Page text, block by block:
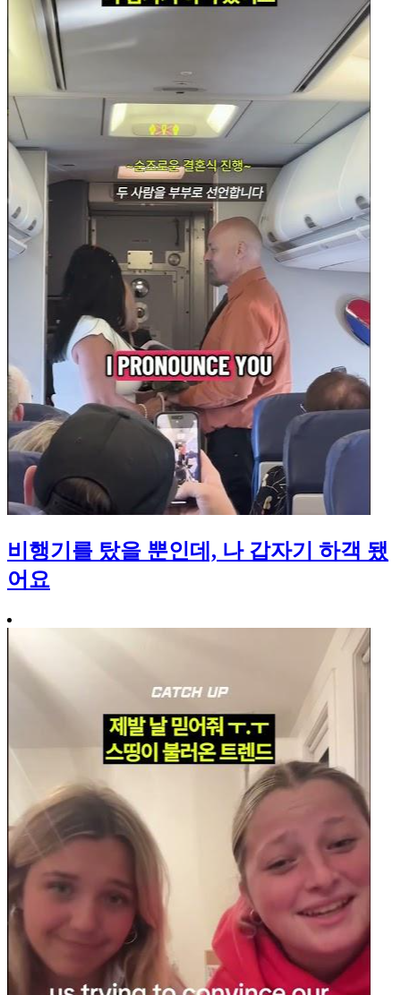
비행기를 탔을 뿐인데, 나 갑자기 하객 됐
어요